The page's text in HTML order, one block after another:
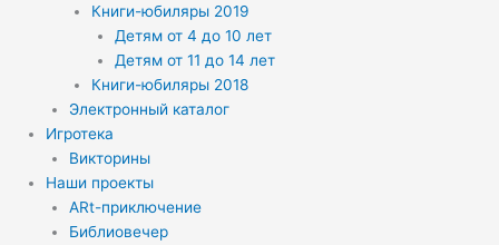
Книги-юбиляры 2019
Детям от 4 до 10 лет
Детям от 11 до 14 лет
Книги-юбиляры 2018
Электронный каталог
Игротека
Викторины
Наши проекты
ARt-приключение
Библиовечер